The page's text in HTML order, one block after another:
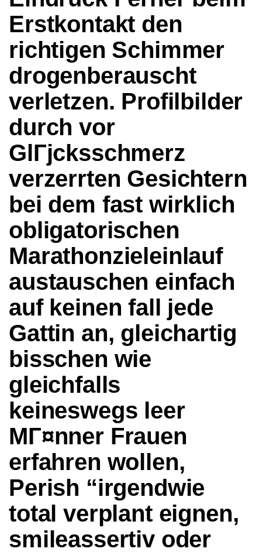
Erstkontakt den
richtigen Schimmer
drogenberauscht
verletzen. Profilbilder
durch vor
GlГјcksschmerz
verzerrten Gesichtern
bei dem fast wirklich
obligatorischen
Marathonzieleinlauf
austauschen einfach
auf keinen fall jede
Gattin an, gleichartig
bisschen wie
gleichfalls
keineswegs leer
MГ¤nner Frauen
erfahren wollen,
Perish “irgendwie
total verplant eignen,
smileassertiv oder